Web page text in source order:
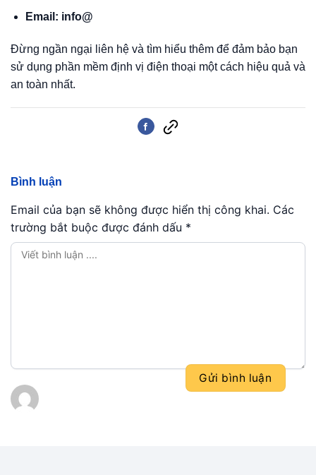
Email: info@
Đừng ngần ngại liên hệ và tìm hiểu thêm để đảm bảo bạn
sử dụng phần mềm định vị điện thoại một cách hiệu quả và
an toàn nhất.
Bình luận
Email của bạn sẽ không được hiển thị công khai. Các
trường bắt buộc được đánh dấu *